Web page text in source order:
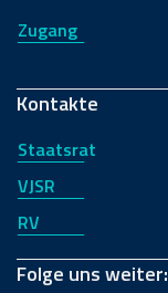
Zugang
Kontakte
Staatsrat
VJSR
RV
Folge uns weiter: